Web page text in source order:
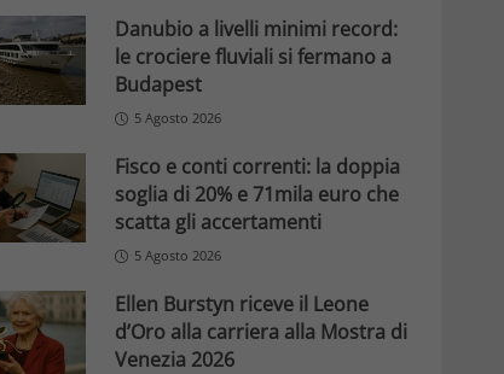
Danubio a livelli minimi record:
le crociere fluviali si fermano a
Budapest
5 Agosto 2026
Fisco e conti correnti: la doppia
soglia di 20% e 71mila euro che
scatta gli accertamenti
5 Agosto 2026
Ellen Burstyn riceve il Leone
d’Oro alla carriera alla Mostra di
Venezia 2026